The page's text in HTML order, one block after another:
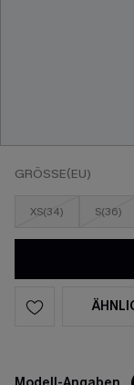
GRÖSSE(EU)
XS(34) S(36)